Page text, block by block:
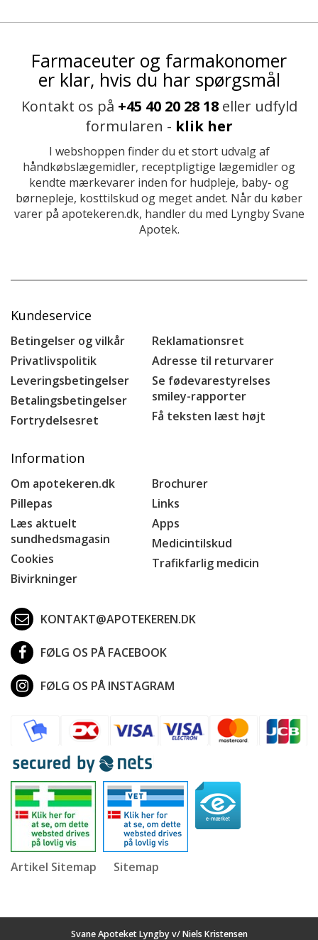
Farmaceuter og farmakonomer
er klar, hvis du har spørgsmål
Kontakt os på +45 40 20 28 18eller udfyld
formularen - klik her
I webshoppen finder du et stort udvalg af
håndkøbslægemidler, receptpligtige lægemidler og
kendte mærkevarer inden for hudpleje, baby- og
børnepleje, kosttilskud og meget andet. Når du køber
varer på apotekeren.dk, handler du med Lyngby Svane
Apotek.
Kundeservice
Betingelser og vilkår
Privatlivspolitik
Leveringsbetingelser
Betalingsbetingelser
Fortrydelsesret
Reklamationsret
Adresse til returvarer
Se fødevarestyrelses
smiley-rapporter
Få teksten læst højt
Information
Om apotekeren.dk
Pillepas
Læs aktuelt
sundhedsmagasin
Cookies
Bivirkninger
Brochurer
Links
Apps
Medicintilskud
Trafikfarlig medicin
KONTAKT@APOTEKEREN.DK
FØLG OS PÅ FACEBOOK
FØLG OS PÅ INSTAGRAM
Artikel Sitemap Sitemap
Svane Apoteket Lyngby v/ Niels Kristensen